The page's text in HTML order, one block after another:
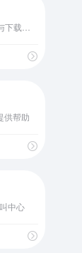
供帮助
中心